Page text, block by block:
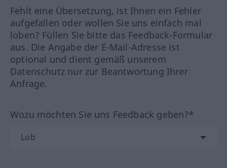
Fehlt eine Übersetzung, ist Ihnen ein Fehler
aufgefallen oder wollen Sie uns einfach mal
loben? Füllen Sie bitte das Feedback-Formular
aus. Die Angabe der E-Mail-Adresse ist
optional und dient gemäß unserem
Datenschutz nur zur Beantwortung Ihrer
Anfrage.
Wozu möchten Sie uns Feedback geben?*